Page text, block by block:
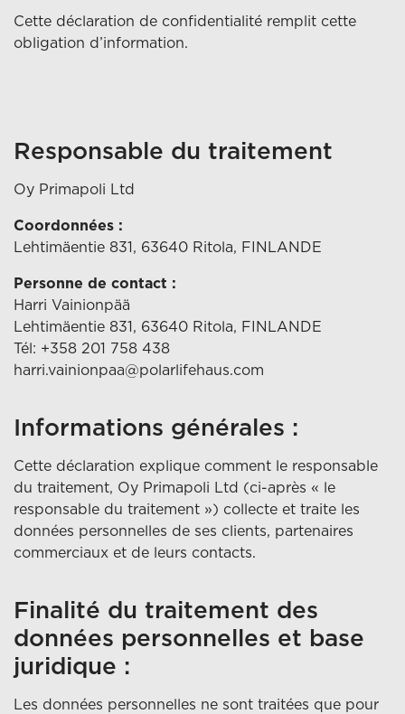
Cette déclaration de confidentialité remplit cette
obligation d’information.
Responsable du traitement
Oy Primapoli Ltd
Coordonnées :
Lehtimäentie 831, 63640 Ritola, FINLANDE
Personne de contact :
Harri Vainionpää
Lehtimäentie 831, 63640 Ritola, FINLANDE
Tél: +358 201 758 438
harri.vainionpaa@polarlifehaus.com
Informations générales :
Cette déclaration explique comment le responsable
du traitement, Oy Primapoli Ltd (ci-après « le
responsable du traitement ») collecte et traite les
données personnelles de ses clients, partenaires
commerciaux et de leurs contacts.
Finalité du traitement des
données personnelles et base
juridique :
Les données personnelles ne sont traitées que pour